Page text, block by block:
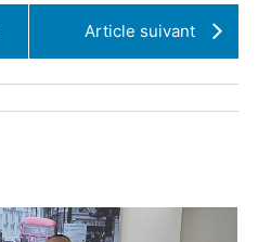
Article suivant